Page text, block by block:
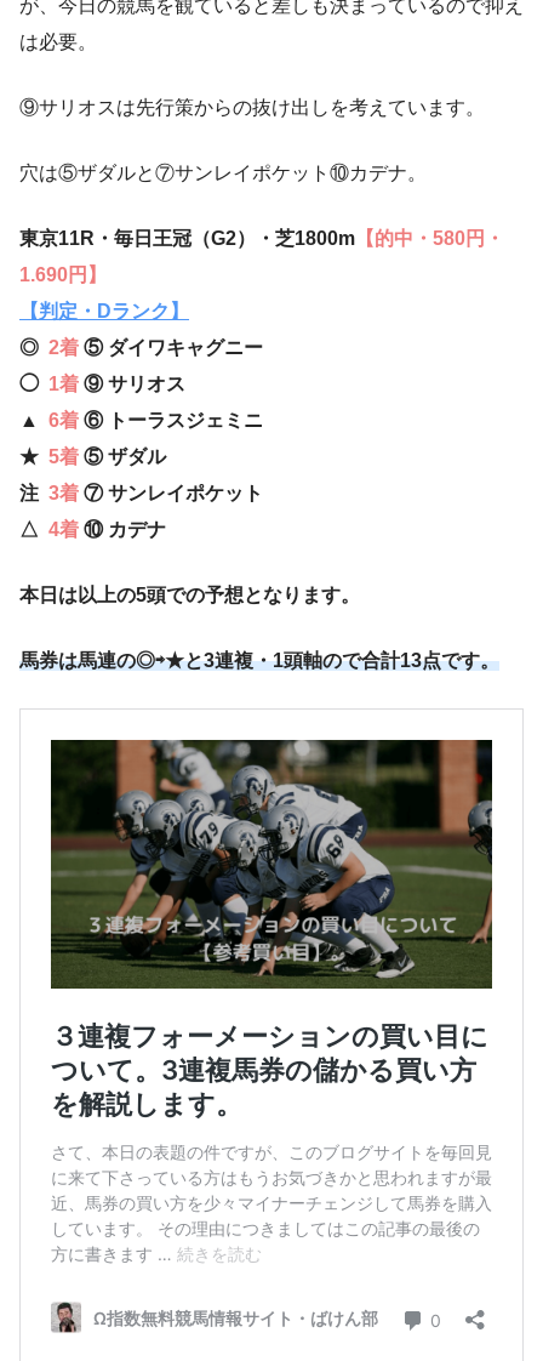
が、今日の競馬を観ていると差しも決まっているので抑え
は必要。
⑨サリオスは先行策からの抜け出しを考えています。
穴は⑤ザダルと⑦サンレイポケット⑩カデナ。
東京11R・毎日王冠（G2）・芝1800m 【的中・580円・
1.690円】
【判定・Dランク】
◎ 2着 ⑤ダイワキャグニー
◯ 1着 ⑨ サリオス
▲ 6着 ⑥ トーラスジェミニ
★ 5着 ⑤ザダル
注 3着 ⑦サンレイポケット
△ 4着 ⑩ カデナ
本日は以上の5頭での予想となります。
馬券は馬連の◎⇨★と3連複・1頭軸ので合計13点です。